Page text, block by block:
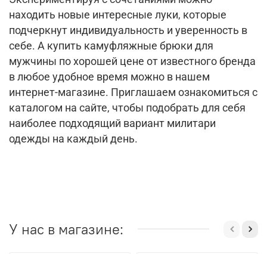
находить новые интересные луки, которые
подчеркнут индивидуальность и уверенность в
себе. А купить камуфляжные брюки для
мужчины по хорошей цене от известного бренда
в любое удобное время можно в нашем
интернет-магазине. Приглашаем ознакомиться с
каталогом на сайте, чтобы подобрать для себя
наиболее подходящий вариант милитари
одежды на каждый день.
У нас в магазине: